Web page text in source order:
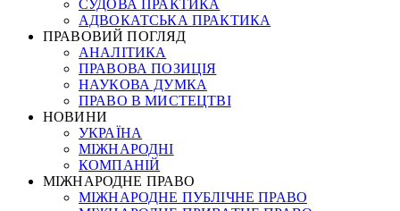
СУДОВА ПРАКТИКА
АДВОКАТСЬКА ПРАКТИКА
ПРАВОВИЙ ПОГЛЯД
АНАЛІТИКА
ПРАВОВА ПОЗИЦІЯ
НАУКОВА ДУМКА
ПРАВО В МИСТЕЦТВІ
НОВИНИ
УКРАЇНА
МІЖНАРОДНІ
КОМПАНІЙ
МІЖНАРОДНЕ ПРАВО
МІЖНАРОДНЕ ПУБЛІЧНЕ ПРАВО